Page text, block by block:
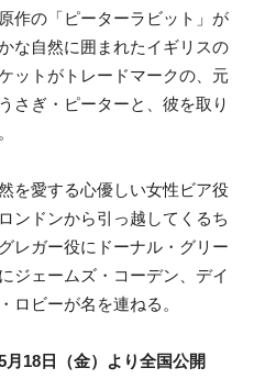
作の「ピーターラビット」が
な自然に囲まれたイギリスの
ットがトレードマークの、元
さぎ・ピーターと、彼を取り
を愛する心優しい女性ビア役
ンドンから引っ越してくるち
レガー役にドーナル・グリー
ジェームズ・コーデン、デイ
ロビーが名を連ねる。
月18日（金）より全国公開